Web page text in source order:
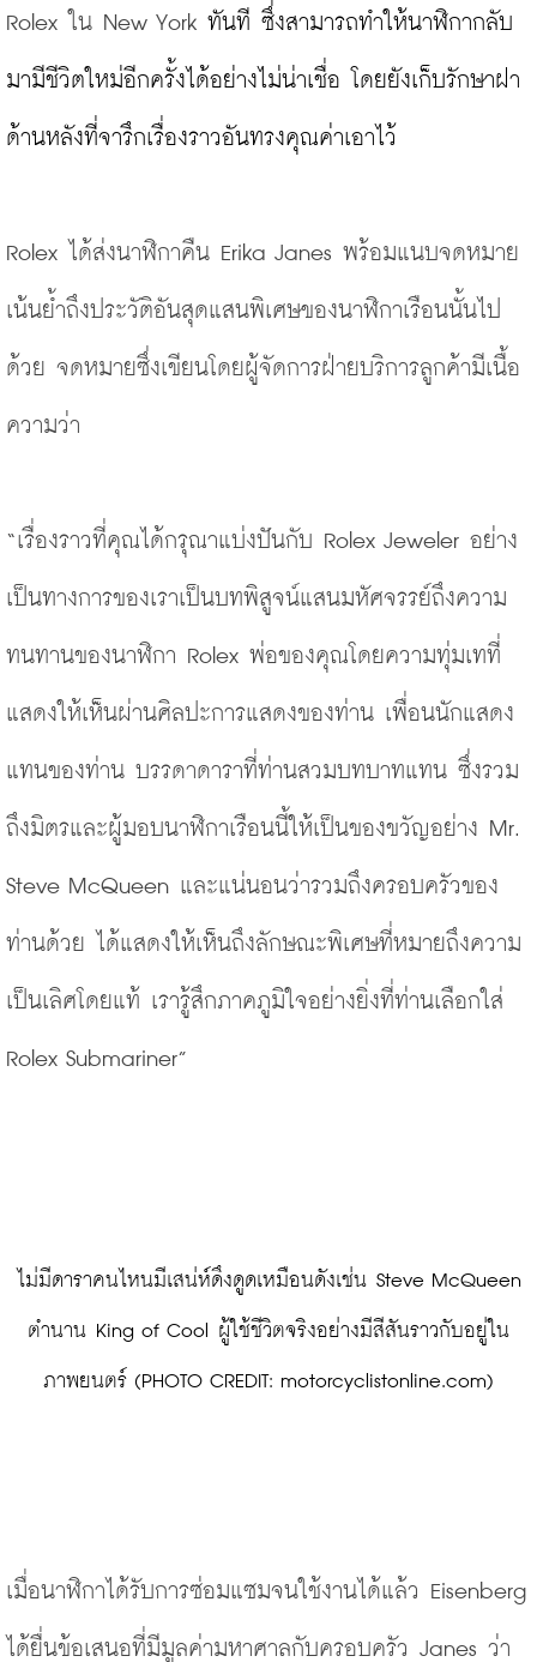
Rolex ใน New York ทันที ซึ่งสามารถทำให้นาฬิกากลับ
มามีชีวิตใหม่อีกครั้งได้อย่างไม่น่าเชื่อ โดยยังเก็บรักษาฝา
ด้านหลังที่จารึกเรื่องราวอันทรงคุณค่าเอาไว้
Rolex ได้ส่งนาฬิกาคืน Erika Janes พร้อมแนบจดหมาย
เน้นย้ำถึงประวัติอันสุดแสนพิเศษของนาฬิกาเรือนนั้นไป
ด้วย จดหมายซึ่งเขียนโดยผู้จัดการฝ่ายบริการลูกค้ามีเนื้อ
ความว่า
“เรื่องราวที่คุณได้กรุณาแบ่งปันกับ Rolex Jeweler อย่าง
เป็นทางการของเราเป็นบทพิสูจน์แสนมหัศจรรย์ถึงความ
ทนทานของนาฬิกา Rolex พ่อของคุณโดยความทุ่มเทที่
แสดงให้เห็นผ่านศิลปะการแสดงของท่าน เพื่อนนักแสดง
แทนของท่าน บรรดาดาราที่ท่านสวมบทบาทแทน ซึ่งรวม
ถึงมิตรและผู้มอบนาฬิกาเรือนนี้ให้เป็นของขวัญอย่าง Mr.
Steve McQueen และแน่นอนว่ารวมถึงครอบครัวของ
ท่านด้วย ได้แสดงให้เห็นถึงลักษณะพิเศษที่หมายถึงความ
เป็นเลิศโดยแท้ เรารู้สึกภาคภูมิใจอย่างยิ่งที่ท่านเลือกใส่
Rolex Submariner”
ตำนาน King of Cool ผู้ใช้ชีวิตจริงอย่างมีสีสันราวกับอยู่ใน
ภาพยนตร์ (PHOTO CREDIT: motorcyclistonline.com)
เมื่อนาฬิกาได้รับการซ่อมแซมจนใช้งานได้แล้ว Eisenberg
ได้ยื่นข้อเสนอที่มีมูลค่ามหาศาลกับครอบครัว Janes ว่า